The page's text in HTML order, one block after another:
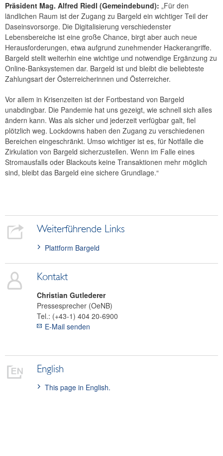
Präsident Mag. Alfred Riedl (Gemeindebund): „Für den
ländlichen Raum ist der Zugang zu Bargeld ein wichtiger Teil der
Daseinsvorsorge. Die Digitalisierung verschiedenster
Lebensbereiche ist eine große Chance, birgt aber auch neue
Herausforderungen, etwa aufgrund zunehmender Hackerangriffe.
Bargeld stellt weiterhin eine wichtige und notwendige Ergänzung zu
Online-Banksystemen dar. Bargeld ist und bleibt die beliebteste
Zahlungsart der Österreicherinnen und Österreicher.
Vor allem in Krisenzeiten ist der Fortbestand von Bargeld
unabdingbar. Die Pandemie hat uns gezeigt, wie schnell sich alles
ändern kann. Was als sicher und jederzeit verfügbar galt, fiel
plötzlich weg. Lockdowns haben den Zugang zu verschiedenen
Bereichen eingeschränkt. Umso wichtiger ist es, für Notfälle die
Zirkulation von Bargeld sicherzustellen. Wenn im Falle eines
Stromausfalls oder Blackouts keine Transaktionen mehr möglich
sind, bleibt das Bargeld eine sichere Grundlage.“
Weiterführende Links
Plattform Bargeld
Kontakt
Christian Gutlederer
Pressesprecher (OeNB)
Tel.: (+43-1) 404 20-6900
E-Mail senden
English
This page in English.